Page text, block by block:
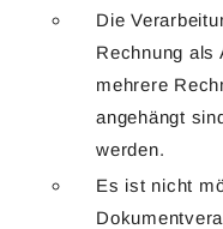
Die
Rechnung als
mehrere
angehängt
werden.
Es ist nicht